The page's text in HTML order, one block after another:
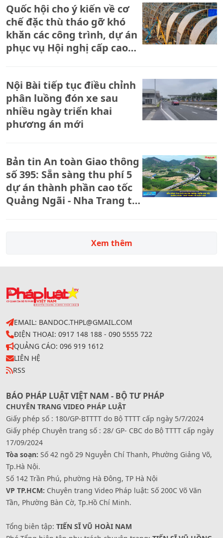
hơn 6.312 tỉ đồng.
Quốc hội cho ý kiến về cơ
chế đặc thù tháo gỡ khó
khăn các công trình, dự án
phục vụ Hội nghị cấp cao
Nội Bài tiếp tục điều chỉnh
phân luồng đón xe sau
nhiều ngày triển khai
phương án mới
Bản tin An toàn Giao thông
số 395: Sẵn sàng thu phí 5
dự án thành phần cao tốc
Quảng Ngãi - Nha Trang từ
Xem thêm
EMAIL: BANDOC.THPL@GMAIL.COM
ĐIỆN THOẠI: 0917 148 188 - 090 5555 722
QUẢNG CÁO: 096 919 1612
LIÊN HỆ
RSS
BÁO PHÁP LUẬT VIỆT NAM - BỘ TƯ PHÁP
CHUYÊN TRANG VIDEO PHÁP LUẬT
Giấy phép số : 180/GP-BTTTT do Bộ TTTT cấp ngày 5/7/2024
Giấy phép Chuyên trang số : 28/ GP- CBC do Bộ TTTT cấp ngày
17/09/2024
Tòa soạn: Số 42 ngõ 29 Nguyễn Chí Thanh, Phường Giảng Võ,
Tp.Hà Nội.
Số 142 Trần Phú, phường Hà Đông, TP Hà Nội
VP TP.HCM: Chuyên trang Video Pháp luật: Số 200C Võ Văn
Tần, Phường Bàn Cờ, Tp.Hồ Chí Minh.
Tổng biên tập: TIẾN SĨ VŨ HOÀI NAM